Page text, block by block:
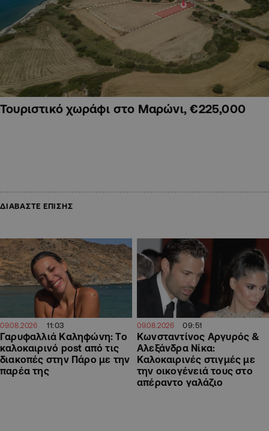
Τουριστικό χωράφι στο Μαρώνι, €225,000
ΔΙΑΒΑΣΤΕ ΕΠΙΣΗΣ
09.08.2026 11:03
Γαρυφαλλιά Καληφώνη: To
καλοκαιρινό post από τις
διακοπές στην Πάρο με την
παρέα της
09.08.2026 09:51
Κωνσταντίνος Αργυρός &
Αλεξάνδρα Νίκα:
Καλοκαιρινές στιγμές με
την οικογένειά τους στο
απέραντο γαλάζιο